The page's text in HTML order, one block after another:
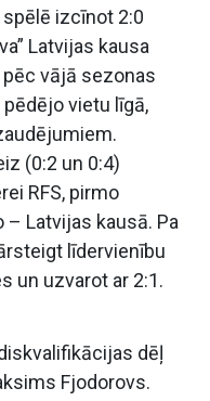
spēlē izcīnot 2:0
Latvijas kausa
pēc vājā sezonas
vietu līgā,
(0:2 un 0:4)
RFS, pirmo
Latvijas kausā. Pa
līdervienību
un uzvarot ar 2:1.
dēļ
Fjodorovs.